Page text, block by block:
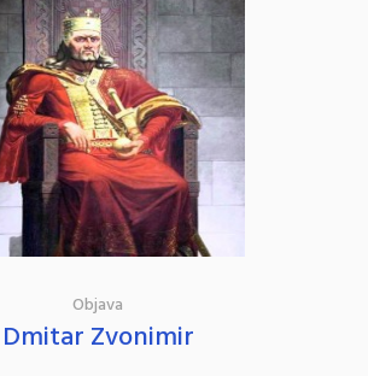
Objava
Dmitar Zvonimir